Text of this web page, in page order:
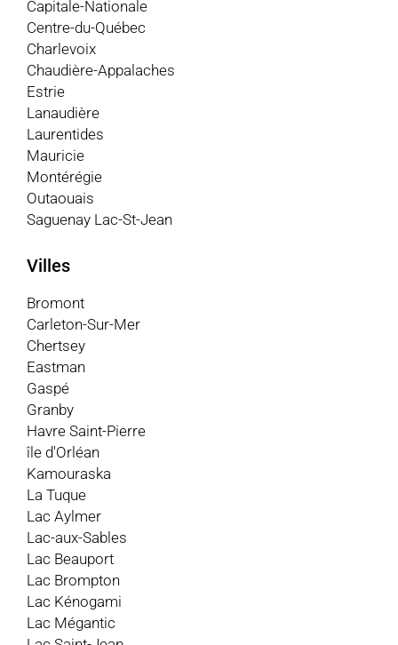
Capitale-Nationale
Centre-du-Québec
Charlevoix
Chaudière-Appalaches
Estrie
Lanaudière
Laurentides
Mauricie
Montérégie
Outaouais
Saguenay Lac-St-Jean
Villes
Bromont
Carleton-Sur-Mer
Chertsey
Eastman
Gaspé
Granby
Havre Saint-Pierre
île d'Orléan
Kamouraska
La Tuque
Lac Aylmer
Lac-aux-Sables
Lac Beauport
Lac Brompton
Lac Kénogami
Lac Mégantic